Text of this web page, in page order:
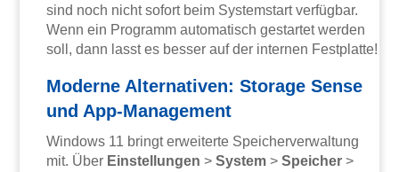
sind noch nicht sofort beim Systemstart verfügbar.
Wenn ein Programm automatisch gestartet werden
soll, dann lasst es besser auf der internen Festplatte!
Moderne Alternativen: Storage Sense
und App-Management
Windows 11 bringt erweiterte Speicherverwaltung
mit. Über Einstellungen >System >Speicher >